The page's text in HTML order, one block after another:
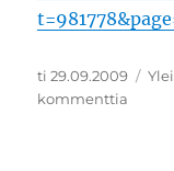
Julkaistu
ti 29.09.2009
kommenttia